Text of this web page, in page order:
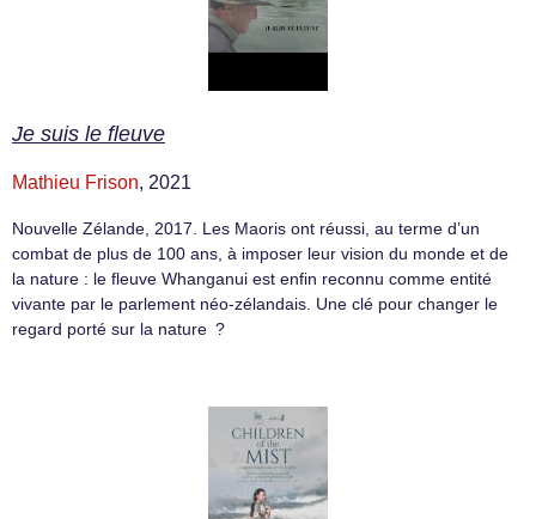
Je suis le fleuve
Mathieu Frison, 2021
Nouvelle Zélande, 2017. Les Maoris ont réussi, au terme d’un
combat de plus de 100 ans, à imposer leur vision du monde et de
la nature : le fleuve Whanganui est enfin reconnu comme entité
vivante par le parlement néo-zélandais. Une clé pour changer le
regard porté sur la nature ?